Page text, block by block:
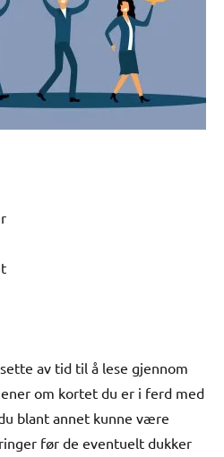
av tid til å lese gjennom
om kortet du er i ferd med
blant annet kunne være
før de eventuelt dukker